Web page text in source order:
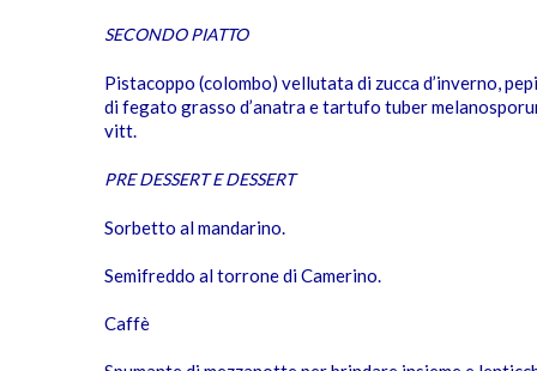
SECONDO PIATTO
Pistacoppo (colombo) vellutata di zucca d’inverno,
di fegato grasso d’anatra e tartufo tuber
vitt.
PRE DESSERT E DESSERT
Sorbetto al mandarino.
Semifreddo al torrone di Camerino.
Caffè